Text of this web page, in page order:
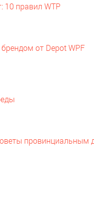
10 правил WTP
от Depot WPF
провинциальным